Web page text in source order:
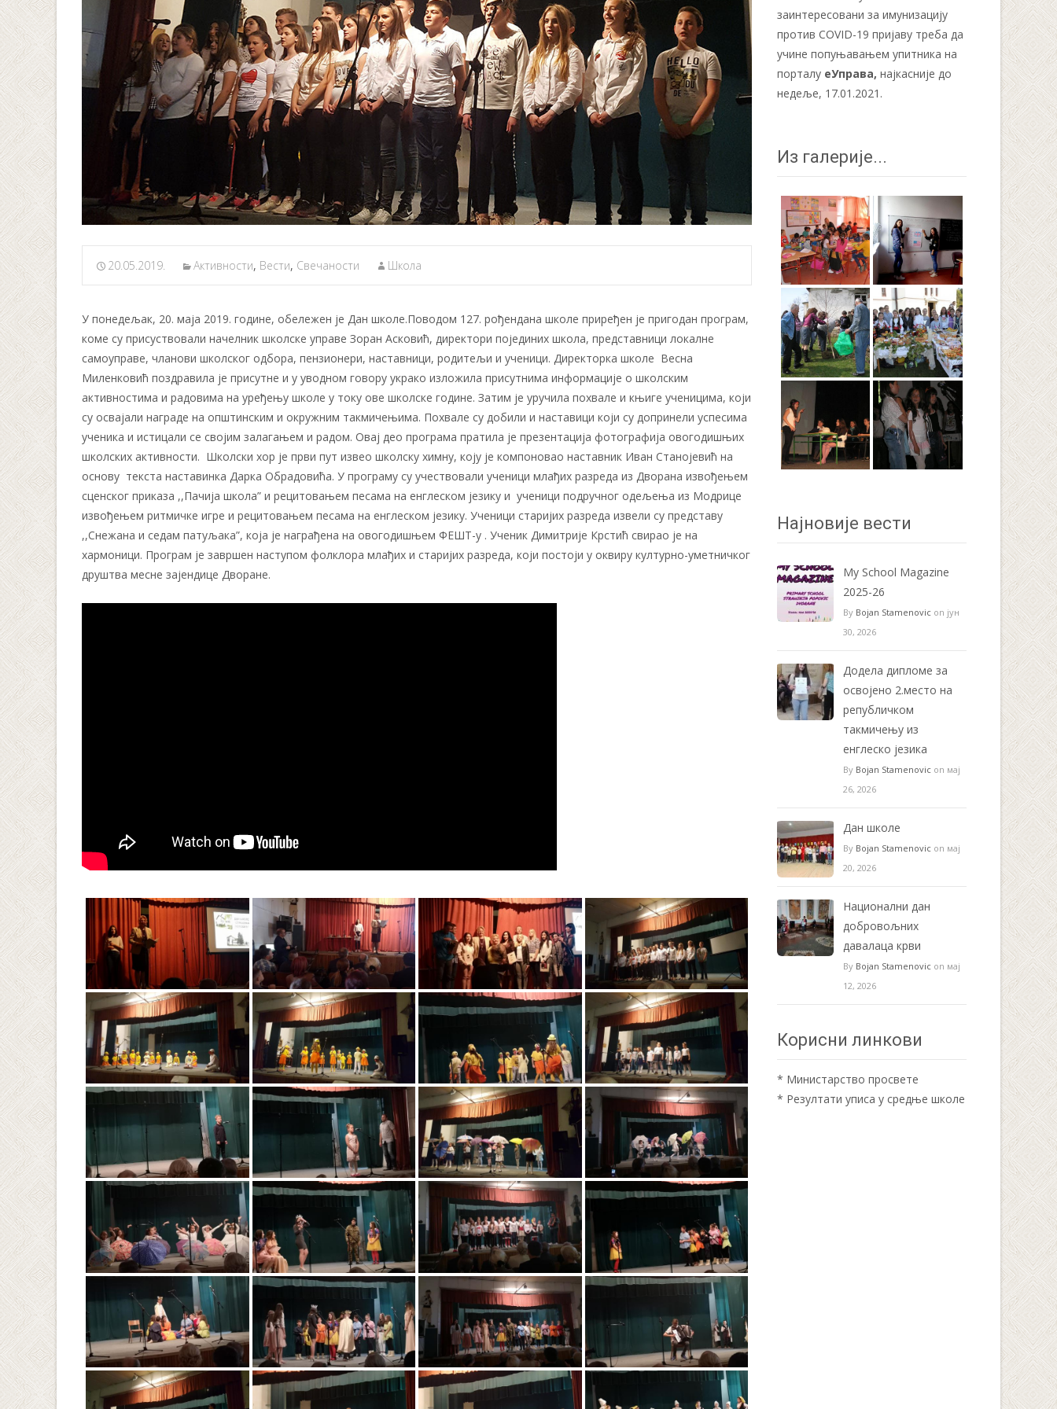
20.05.2019. Активности, Вести, Свечаности Школа
У понедељак, 20. маја 2019. године, обележен је Дан школе.Поводом 127. рођендана школе приређен је пригодан програм,
коме су присуствовали начелник школске управе Зоран Асковић, директори појединих школа, представници локалне
самоуправе, чланови школског одбора, пензионери, наставници, родитељи и ученици. Директорка школе Весна
Миленковић поздравила је присутне и у уводном говору украко изложила присутнима информације о школским
активностима и радовима на уређењу школе у току ове школске године. Затим је уручила похвале и књиге ученицима, који
су освајали награде на општинским и окружним такмичењима. Похвале су добили и наставици који су допринели успесима
ученика и истицали се својим залагањем и радом. Овај део програма пратила је презентација фотографија овогодишњих
школских активности. Школски хор је први пут извео школску химну, коју је компоновао наставник Иван Станојевић на
основу текста наставинка Дарка Обрадовића. У програму су учествовали ученици млађих разреда из Дворана извођењем
сценског приказа ,,Пачија школа” и рецитовањем песама на енглеском језику и ученици подручног одељења из Модрице
извођењем ритмичке игре и рецитовањем песама на енглеском језику. Ученици старијих разреда извели су представу
,,Снежана и седам патуљака”, која је награђена на овогодишњем ФЕШТ-у . Ученик Димитрије Крстић свирао је на
хармоници. Програм је завршен наступом фолклора млађих и старијих разреда, који постоји у оквиру културно-уметничког
друштва месне зајендице Дворане.
заинтересовани за имунизацију
против COVID-19 пријаву треба да
учине попуњавањем упитника на
порталу еУправа, најкасније до
недеље, 17.01.2021.
Из галерије...
Најновије вести
My School Magazine
2025-26
By Bojan Stamenovic on јун
30, 2026
Додела дипломе за
освојено 2.место на
републичком
такмичењу из
енглеско језика
By Bojan Stamenovic on мај
26, 2026
Дан школе
By Bojan Stamenovic on мај
20, 2026
Национални дан
добровољних
давалаца крви
By Bojan Stamenovic on мај
12, 2026
Корисни линкови
* Министарство просвете
* Резултати уписа у средње школе